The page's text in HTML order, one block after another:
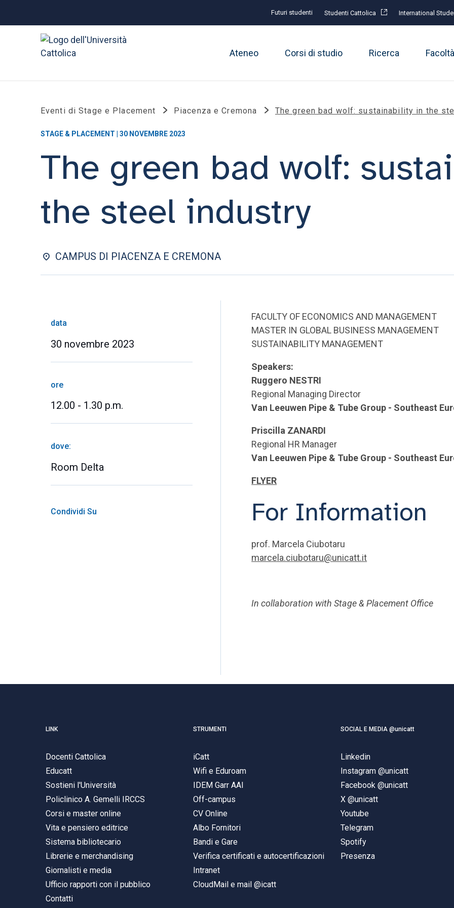
Futuri studenti Studenti Cattolica International
Ateneo Corsi di studio Ricerca
Eventi di Stage e Placement Piacenza e Cremona The green bad wolf: sustainability in the
STAGE & PLACEMENT | 30 NOVEMBRE 2023
The green bad wolf:
the steel industry
CAMPUS DI PIACENZA E CREMONA
data
30 novembre 2023
ore
12.00 - 1.30 p.m.
dove:
Room Delta
Condividi Su
FACULTY OF ECONOMICS AND MANAGEMENT
MASTER IN GLOBAL BUSINESS MANAGEMENT
SUSTAINABILITY MANAGEMENT
Speakers:
Ruggero NESTRI
Regional Managing Director
Van Leeuwen Pipe & Tube Group - Southeast
Priscilla ZANARDI
Regional HR Manager
Van Leeuwen Pipe & Tube Group - Southeast
FLYER
For Information
prof. Marcela Ciubotaru
marcela.ciubotaru@unicatt.it
In collaboration with Stage & Placement Office
LINK
Docenti Cattolica
Educatt
Sostieni l'Università
Policlinico A. Gemelli IRCCS
Corsi e master online
Vita e pensiero editrice
Sistema bibliotecario
Librerie e merchandising
Giornalisti e media
Ufficio rapporti con il pubblico
Contatti
STRUMENTI
iCatt
Wifi e Eduroam
IDEM Garr AAI
Off-campus
CV Online
Albo Fornitori
Bandi e Gare
Verifica certificati e autocertificazioni
Intranet
CloudMail e mail @icatt
SOCIAL E MEDIA @unicatt
Linkedin
Instagram @unicatt
Facebook @unicatt
X @unicatt
Youtube
Telegram
Spotify
Presenza